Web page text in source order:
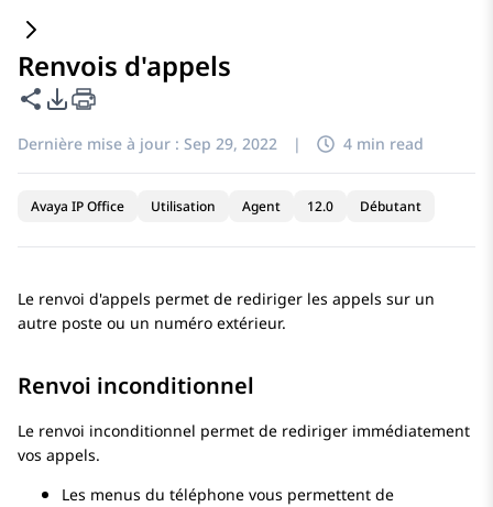
Renvois d'appels
Partager cette page
Options d'exportation PDF
Dernière mise à jour : Sep 29, 2022 | 4 min read
Avaya IP Office Utilisation Agent 12.0 Débutant
Le renvoi d'appels permet de rediriger les appels sur un
autre poste ou un numéro extérieur.
Renvoi inconditionnel
Le renvoi inconditionnel permet de rediriger immédiatement
vos appels.
Les menus du téléphone vous permettent de